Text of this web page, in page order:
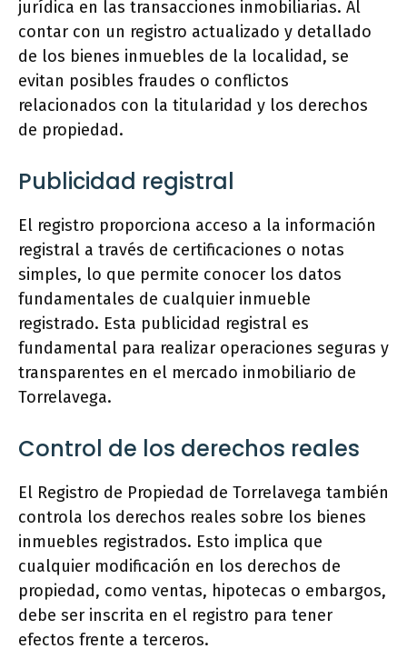
jurídica en las transacciones inmobiliarias. Al
contar con un registro actualizado y detallado
de los bienes inmuebles de la localidad, se
evitan posibles fraudes o conflictos
relacionados con la titularidad y los derechos
de propiedad.
Publicidad registral
El registro proporciona acceso a la información
registral a través de certificaciones o notas
simples, lo que permite conocer los datos
fundamentales de cualquier inmueble
registrado. Esta publicidad registral es
fundamental para realizar operaciones seguras y
transparentes en el mercado inmobiliario de
Torrelavega.
Control de los derechos reales
El Registro de Propiedad de Torrelavega también
controla los derechos reales sobre los bienes
inmuebles registrados. Esto implica que
cualquier modificación en los derechos de
propiedad, como ventas, hipotecas o embargos,
debe ser inscrita en el registro para tener
efectos frente a terceros.